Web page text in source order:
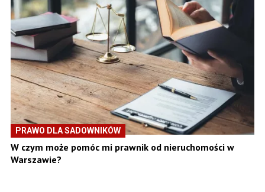
PRAWO DLA SADOWNIKÓW
W czym może pomóc mi prawnik od nieruchomości w
Warszawie?